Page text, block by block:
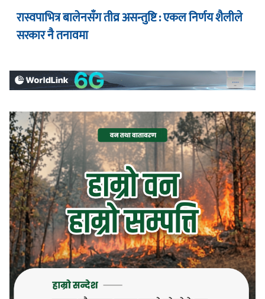
रास्वपाभित्र बालेनसँग तीव्र असन्तुष्टि : एकल निर्णय शैलीले
सरकार नै तनावमा